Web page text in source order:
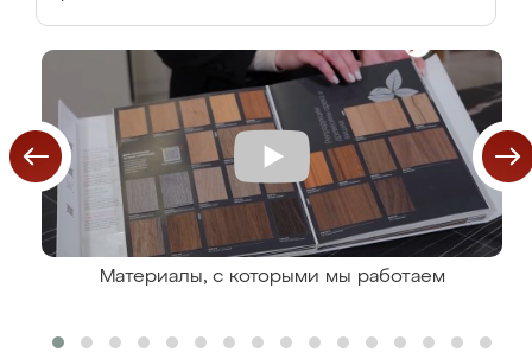
Материалы, с которыми мы работаем